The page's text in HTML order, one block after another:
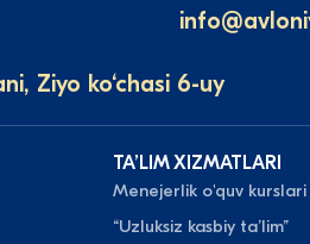
Ziyo ko‘chasi 6-uy
TAʼLIM XIZMATLARI
Menejerlik o'quv kurslari
“Uzluksiz kasbiy taʼlim”